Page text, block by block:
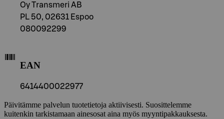
Oy Transmeri AB
PL 50, 02631 Espoo
080092299
EAN
6414400022977
Päivitämme palvelun tuotetietoja aktiivisesti. Suosittelemme
kuitenkin tarkistamaan ainesosat aina myös myyntipakkauksesta.